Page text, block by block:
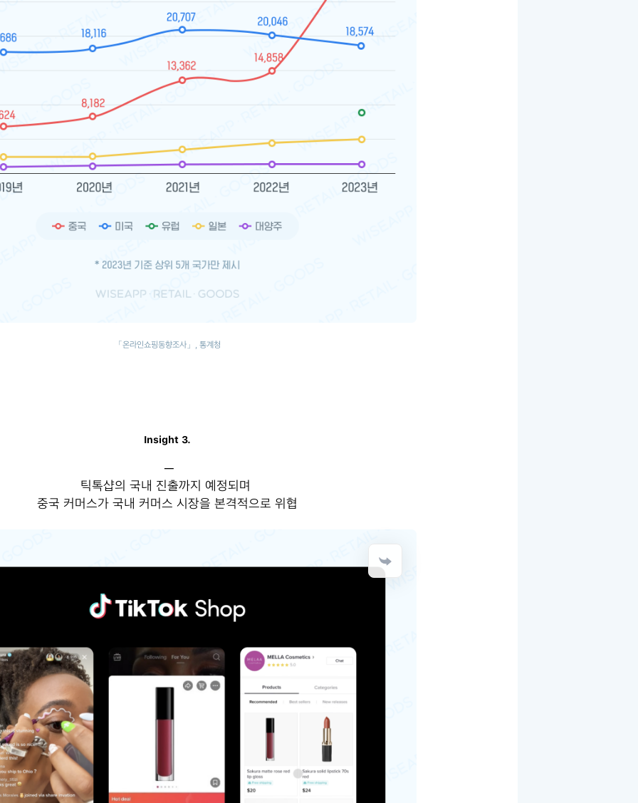
「온라인쇼핑동향조사」, 통계청
Insight 3.
─
틱톡샵의 국내 진출까지 예정되며
중국 커머스가 국내 커머스 시장을 본격적으로 위협